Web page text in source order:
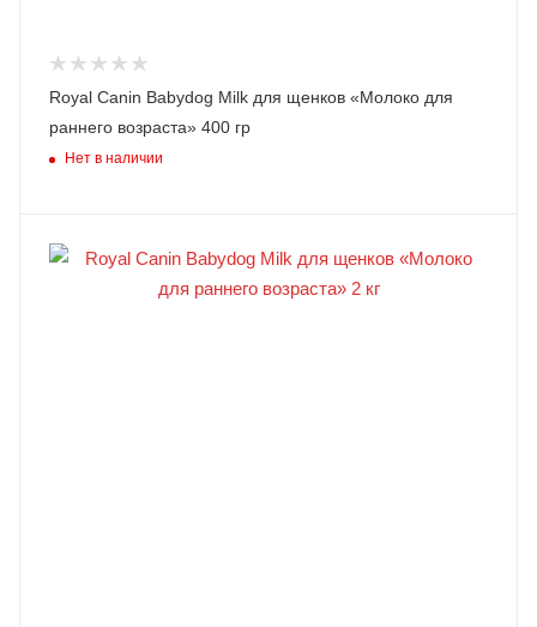
Royal Canin Babydog Milk для щенков «Молоко для
раннего возраста» 400 гр
Нет в наличии